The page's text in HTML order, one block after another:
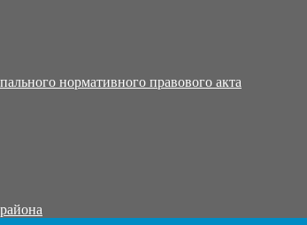
нормативного правового акта